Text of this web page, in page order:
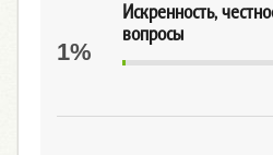
Искренность,
вопросы
1%